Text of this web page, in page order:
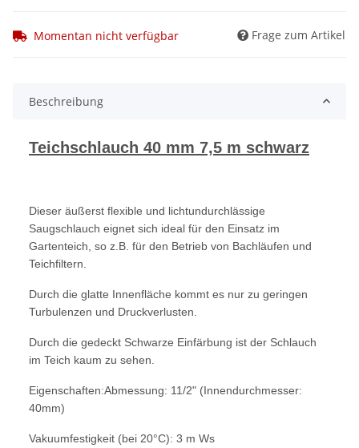
Momentan nicht verfügbar Frage zum Artikel
Beschreibung
Teichschlauch 40 mm 7,5 m schwarz
Dieser äußerst flexible und lichtundurchlässige
Saugschlauch eignet sich ideal für den Einsatz im
Gartenteich, so z.B. für den Betrieb von Bachläufen und
Teichfiltern.
Durch die glatte Innenfläche kommt es nur zu geringen
Turbulenzen und Druckverlusten.
Durch die gedeckt Schwarze Einfärbung ist der Schlauch
im Teich kaum zu sehen.
Eigenschaften:Abmessung: 11/2" (Innendurchmesser:
40mm)
Vakuumfestigkeit (bei 20°C): 3 m Ws